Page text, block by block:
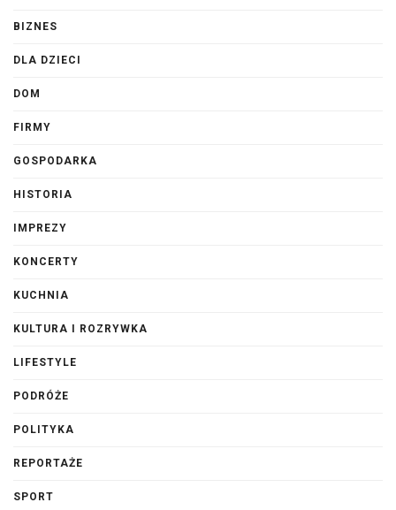
BIZNES
DLA DZIECI
DOM
FIRMY
GOSPODARKA
HISTORIA
IMPREZY
KONCERTY
KUCHNIA
KULTURA I ROZRYWKA
LIFESTYLE
PODRÓŻE
POLITYKA
REPORTAŻE
SPORT